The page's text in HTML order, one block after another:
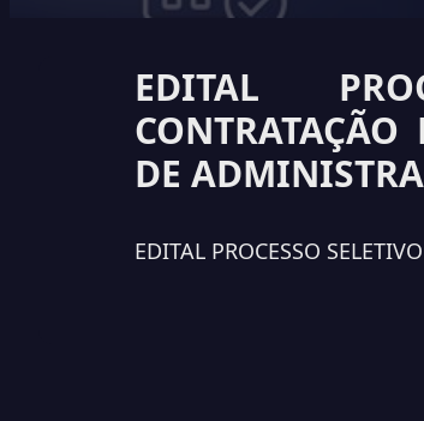
EDITAL
DE
EDITAL PROCESSO SELETIVO